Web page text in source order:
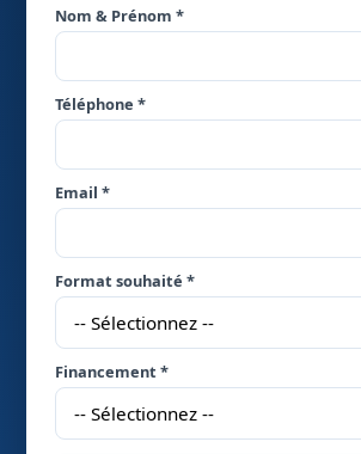
Nom & Prénom *
Téléphone *
Email *
Format souhaité *
Financement *